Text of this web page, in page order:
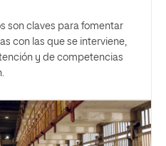
son claves para fomentar
con las que se interviene,
y de competencias